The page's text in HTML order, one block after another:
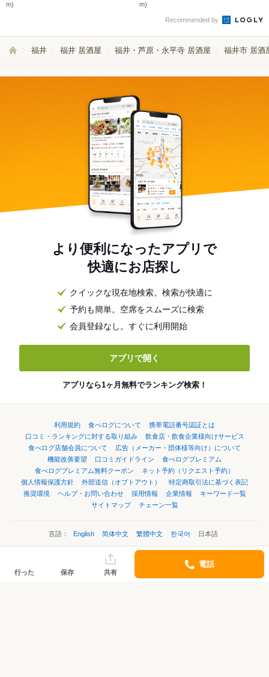
m)
m)
Recommended by
福井 福井 居酒屋 福井・芦原・永平寺 居酒屋 福井市 居酒
より便利になったアプリで
快適にお店探し
クイックな現在地検索。検索が快適に
予約も簡単。空席をスムーズに検索
会員登録なし。すぐに利用開始
アプリで開く
アプリなら1ヶ月無料でランキング検索！
利用規約 食べログについて
携帯電話番号認証とは
口コミ・ランキングに対する取り組み
飲食店・飲食企業様向けサービス
食べログ店舗会員について
広告（メーカー・団体様等向け）について
機能改善要望
口コミガイドライン
食べログプレミアム
食べログプレミアム無料クーポン
ネット予約（リクエスト予約）
個人情報保護方針
外部送信（オプトアウト）
特定商取引法に基づく表記
推奨環境
ヘルプ・お問い合わせ 採用情報 企業情報
キーワード一覧
サイトマップ
チェーン一覧
言語： English 简体中文 繁體中文 한국어 日本語
©Kakaku.com, Inc.
行った
保存 共有
電話